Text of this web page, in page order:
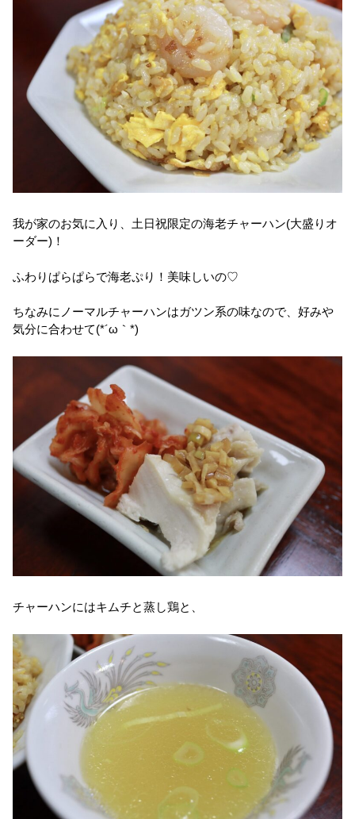
我が家のお気に入り、土日祝限定の海老チャーハン(大盛りオ
ーダー)！
ふわりぱらぱらで海老ぷり！美味しいの♡
ちなみにノーマルチャーハンはガツン系の味なので、好みや
気分に合わせて(*´ω｀*)
チャーハンにはキムチと蒸し鶏と、